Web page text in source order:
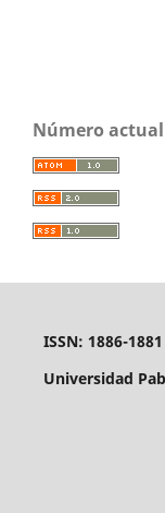
Número actual
ISSN: 1886-1881
Universidad